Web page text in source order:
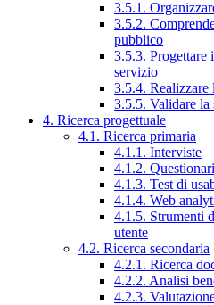
3.5.1.
3.5.2.
pubblico
3.5.3. Progettare
servizio
3.5.4. Realizzare
3.5.5. Validare la
4. Ricerca progettuale
4.1. Ricerca primaria
4.1.1. Interviste
4.1.2. Questionari
4.1.3. Test di
4.1.4. Web
4.1.5. Strumenti
utente
4.2. Ricerca secondaria
4.2.1. Ricerca
4.2.2. Analisi
4.2.3.